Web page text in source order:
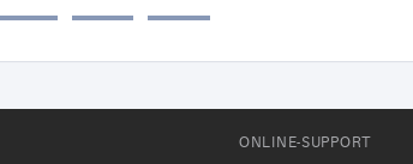
ONLINE-SUPPORT